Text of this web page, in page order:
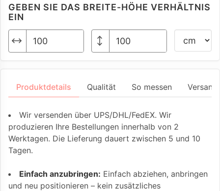
GEBEN SIE DAS BREITE-HÖHE VERHÄLTNIS
EIN
Produktdetails Qualität So messen
Wir versenden über UPS/DHL/FedEX. Wir
produzieren Ihre Bestellungen innerhalb von 2
Werktagen. Die Lieferung dauert zwischen 5 und 10
Tagen.
Einfach anzubringen: Einfach abziehen, anbringen
und neu positionieren – kein zusätzliches